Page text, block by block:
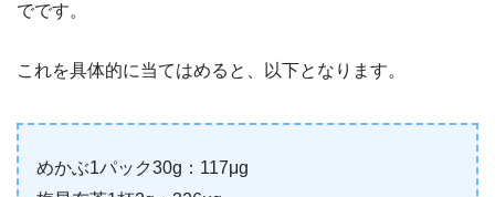
でです。
これを具体的に当てはめると、以下となります。
めかぶ1パック30g：117μg